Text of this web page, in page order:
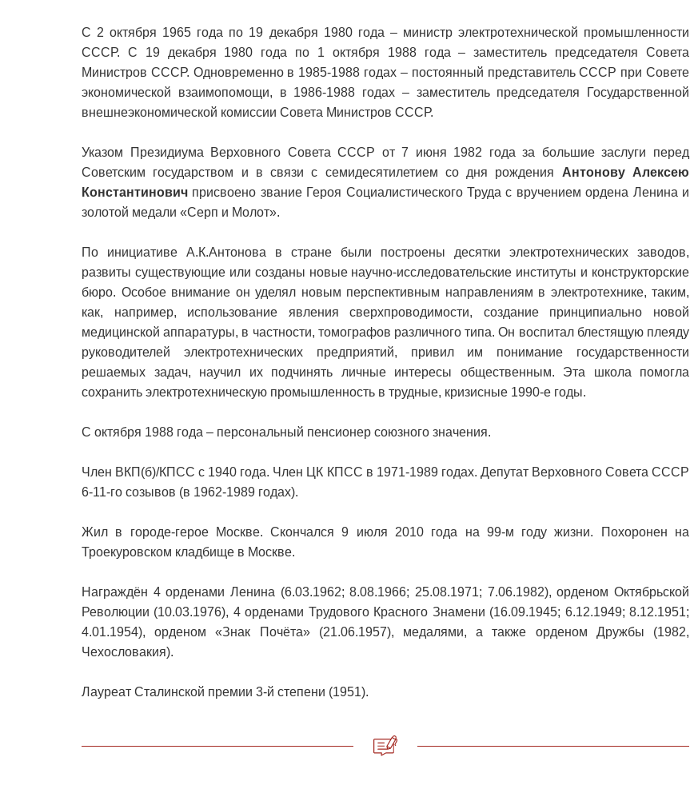
С 2 октября 1965 года по 19 декабря 1980 года – министр электротехнической промышленности
СССР. С 19 декабря 1980 года по 1 октября 1988 года – заместитель председателя Совета
Министров СССР. Одновременно в 1985-1988 годах – постоянный представитель СССР при Совете
экономической взаимопомощи, в 1986-1988 годах – заместитель председателя Государственной
внешнеэкономической комиссии Совета Министров СССР.
Указом Президиума Верховного Совета СССР от 7 июня 1982 года за большие заслуги перед
Советским государством и в связи с семидесятилетием со дня рождения Антонову Алексею
Константинович присвоено звание Героя Социалистического Труда с вручением ордена Ленина и
золотой медали «Серп и Молот».
По инициативе А.К.Антонова в стране были построены десятки электротехнических заводов,
развиты существующие или созданы новые научно-исследовательские институты и конструкторские
бюро. Особое внимание он уделял новым перспективным направлениям в электротехнике, таким,
как, например, использование явления сверхпроводимости, создание принципиально новой
медицинской аппаратуры, в частности, томографов различного типа. Он воспитал блестящую плеяду
руководителей электротехнических предприятий, привил им понимание государственности
решаемых задач, научил их подчинять личные интересы общественным. Эта школа помогла
сохранить электротехническую промышленность в трудные, кризисные 1990-е годы.
С октября 1988 года – персональный пенсионер союзного значения.
Член ВКП(б)/КПСС с 1940 года. Член ЦК КПСС в 1971-1989 годах. Депутат Верховного Совета СССР
6-11-го созывов (в 1962-1989 годах).
Жил в городе-герое Москве. Скончался 9 июля 2010 года на 99-м году жизни. Похоронен на
Троекуровском кладбище в Москве.
Награждён 4 орденами Ленина (6.03.1962; 8.08.1966; 25.08.1971; 7.06.1982), орденом Октябрьской
Революции (10.03.1976), 4 орденами Трудового Красного Знамени (16.09.1945; 6.12.1949; 8.12.1951;
4.01.1954), орденом «Знак Почёта» (21.06.1957), медалями, а также орденом Дружбы (1982,
Чехословакия).
Лауреат Сталинской премии 3-й степени (1951).